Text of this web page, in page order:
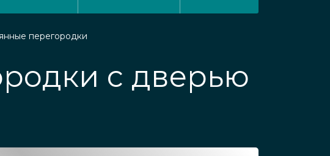
перегородки
с дверью